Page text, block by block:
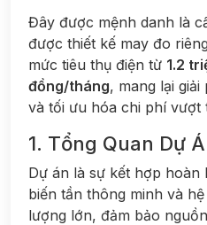
Đây được mệnh danh là
được thiết kế may đo
mức tiêu thụ điện từ 1.2
đồng/tháng, mang lại
và tối ưu hóa chi phí vượt
1. Tổng Quan Dự
Dự án là sự kết hợp hoàn
biến tần thông minh và
lượng lớn, đảm bảo